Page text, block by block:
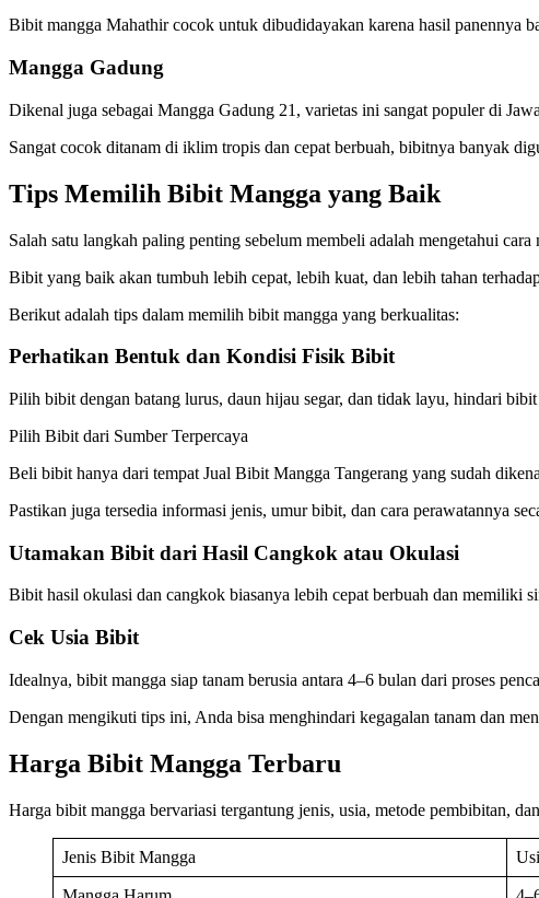
Bibit mangga Mahathir cocok untuk dibudidayakan karena hasil panennya
Mangga Gadung
Dikenal juga sebagai Mangga Gadung 21, varietas ini sangat populer di
Sangat cocok ditanam di iklim tropis dan cepat berbuah, bibitnya banyak
Tips Memilih Bibit Mangga yang Baik
Salah satu langkah paling penting sebelum membeli adalah mengetahui
Bibit yang baik akan tumbuh lebih cepat, lebih kuat, dan lebih tahan
Berikut adalah tips dalam memilih bibit mangga yang berkualitas:
Perhatikan Bentuk dan Kondisi Fisik Bibit
Pilih bibit dengan batang lurus, daun hijau segar, dan tidak layu, hindari
Pilih Bibit dari Sumber Terpercaya
Beli bibit hanya dari tempat Jual Bibit Mangga Tangerang yang sudah
Pastikan juga tersedia informasi jenis, umur bibit, dan cara perawatannya
Utamakan Bibit dari Hasil Cangkok atau Okulasi
Bibit hasil okulasi dan cangkok biasanya lebih cepat berbuah dan memiliki
Cek Usia Bibit
Idealnya, bibit mangga siap tanam berusia antara 4–6 bulan dari proses
Dengan mengikuti tips ini, Anda bisa menghindari kegagalan tanam dan
Harga Bibit Mangga Terbaru
Harga bibit mangga bervariasi tergantung jenis, usia, metode pembibitan,
Jenis Bibit Mangga